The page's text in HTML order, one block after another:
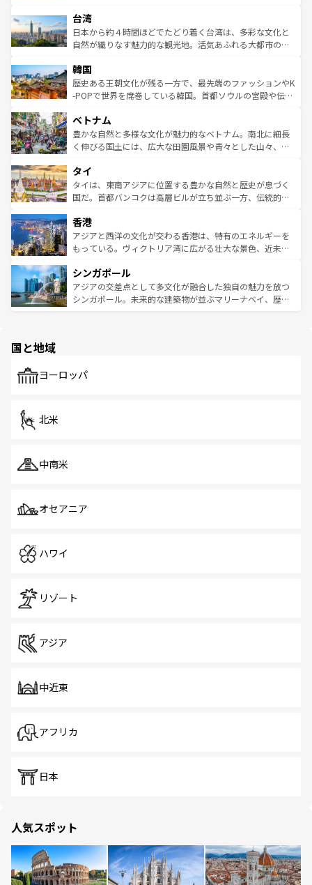
情報は
人々、おいしいローカルフードやハワイアンミュージッ
ク、伝統的なフラダンスなど、すべてがハワイの魅力を彩
っている。訪れるたびに新しい発見と感動が待っているハ
はコンテンツ一覧
リアリーフや大陸中央部にそびえるウルル（エアーズロッ
ク）、タスマニアの美しい原生林やケアンズの熱帯雨林な
ど、見どころがたくさん。また、カフェやワイン、オージ
いる。アクティビティも充実しており、サーフィンやダイ
ビング、ハイキングなど、アウトドア好きにはたまらな
い。オーストラリアの多彩な魅力を存分に味わいつくそ
参照してほしい。
台湾
日本から約４時間ほどでたどり着く台湾は、多彩な文化と
自然が織りなす魅力的な観光地。活気あふれる大都市の台
ン）、静ひつな山岳地帯である台湾東部など、都市の喧騒
と山間の静けさが共存しており、訪れる人に新しい発見と
驚きをもたらしてくれる。また、奥深い台湾の食文化も魅
容にもいいと評判のスイーツなど、バラエティ豊かな料理
が味わえる。 なお、新着の台湾情報は コンテンツ一覧を参
照してほしい。
韓国
歴史ある王朝文化が残る一方で、最先端のファッションやK
-POPで世界を席巻している韓国。首都ソウルの宮殿や伝統
き、地方に足を延ばせば四季折々の自然美を楽しむことが
できる。そして、キムチや焼肉、絶品のストリートフード
まで、さまざまな韓国料理が待っている。夜には、韓国な
リティに包まれながら、韓国の多彩な魅力を心ゆくまで味
わってみてほしい。 なお、新着の韓国情報はコンテンツ一
覧を参照してほしい。
ベトナム
豊かな自然と多様な文化が魅力的なベトナム。南北に細長
く伸びる国土には、広大な田園風景や青々とした山々、世
急速な発展と共に伝統が息づく。ハノイの古い町並みやホ
ーチミン市のフランス統治時代の建物も、独特の雰囲気を
醸し出している。また、バラエティの豊かさとおいしさで
とつ。フォーやバインミー、ベトナムコーヒーなどは、ぜ
ひ現地で味わいたい。どの地域を訪れてもあたたかい人々
が旅行者を迎えてくれるので、きっと忘れられない旅にな
参照してほしい。
タイ
タイは、東南アジアに位置する豊かな自然と歴史が息づく
国だ。首都バンコクは高層ビルが立ち並ぶ一方、伝統的な
の活気が交差している。北部ではチェンマイなどの山岳地
帯で自然と触れ合い、南部ではプーケットやクラビの美し
いビーチでリゾート気分を楽しむことができる。タイ料理
激する。気候は一年中温暖で、どの季節にも異なる楽しみ
が待っている。親しみやすいタイの人々、仏教を中心とし
た文化、そして多様な観光資源が、訪れる旅人を魅了し続
香港
アジアと西洋の文化が交わる香港は、特有のエネルギーを
もっている。ヴィクトリア湾に広がる壮大な景色、近未来
み、どこを訪れても感動するはず。観光スポットが密集し
ており、効率よく見どころを回れるのも魅力。息をのむよ
うな絶景から文化的な体験まで、香港を存分に楽しみ尽く
シンガポール
アジアの交差点として多文化が融合した独自の魅力を放つ
シンガポール。未来的な建築物が並ぶマリーナベイ、歴史
で、ホーカーズは地元の風情を楽しめる外せないスポット
国と地域
ヨーロッパ
北米
中南米
オセアニア
ハワイ
リゾート
アジア
中近東
アフリカ
日本
人気スポット